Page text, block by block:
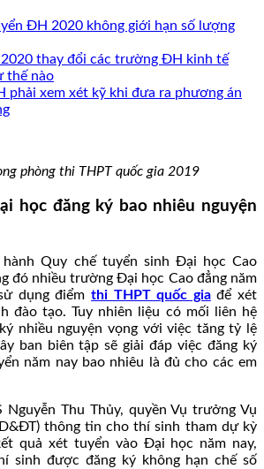
ĐH 2020 không giới hạn số lượng
thay đổi các trường ĐH kinh tế
thế nào
phải xem xét kỹ khi đưa ra phương án
phòng thi THPT quốc gia 2019
học đăng ký bao nhiêu nguyện
hành Quy chế tuyển sinh Đại học Cao
đó nhiều trường Đại học Cao đẳng năm
dụng điểmthi THPT quốc giađể xét
đào tạo. Tuy nhiên liệu có mối liên hệ
nhiều nguyện vọng với việc tăng tỷ lệ
ban biên tập sẽ giải đáp việc đăng ký
năm nay bao nhiêu là đủ cho các em
Nguyễn Thu Thủy, quyền Vụ trưởng Vụ
thông tin cho thí sinh tham dự kỳ
quả xét tuyển vào Đại học năm nay,
sinh được đăng ký không hạn chế số